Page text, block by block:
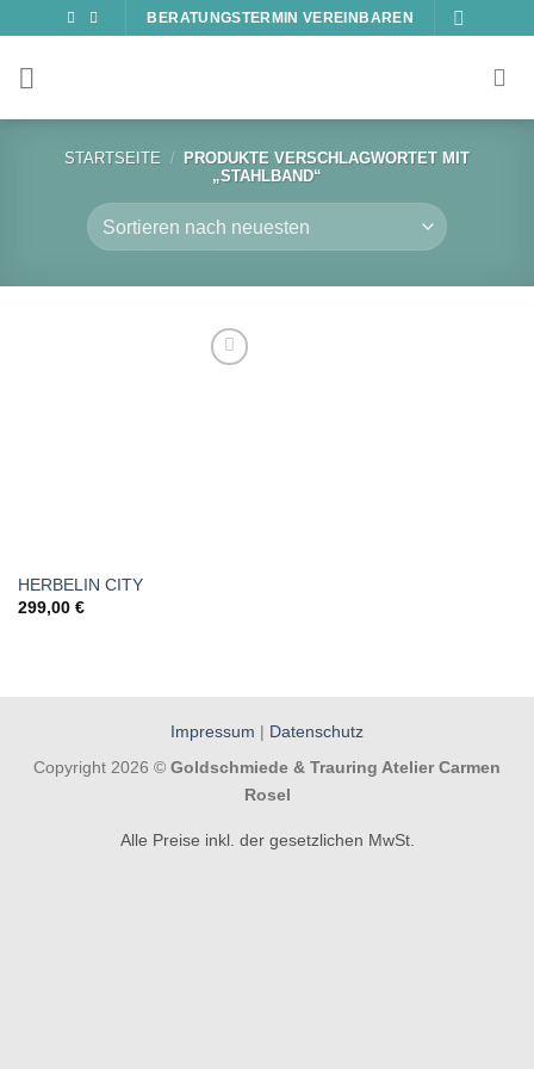
springen
BERATUNGSTERMIN VEREINBAREN
STARTSEITE /
PRODUKTE VERSCHLAGWORTET MIT
„STAHLBAND“
HERBELIN CITY
299,00 €
Impressum | Datenschutz
Copyright 2026 © Goldschmiede & Trauring Atelier Carmen
Rosel
Alle Preise inkl. der gesetzlichen MwSt.